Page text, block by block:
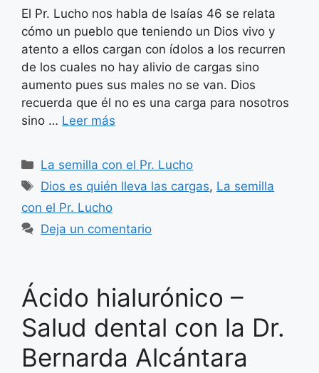
El Pr. Lucho nos habla de Isaías 46 se relata
cómo un pueblo que teniendo un Dios vivo y
atento a ellos cargan con ídolos a los recurren
de los cuales no hay alivio de cargas sino
aumento pues sus males no se van. Dios
recuerda que él no es una carga para nosotros
sino … Leer más
Categorías
La semilla con el Pr. Lucho
Etiquetas
Dios es quién lleva las cargas, La semilla
con el Pr. Lucho
Deja un comentario
Ácido hialurónico –
Salud dental con la Dr.
Bernarda Alcántara